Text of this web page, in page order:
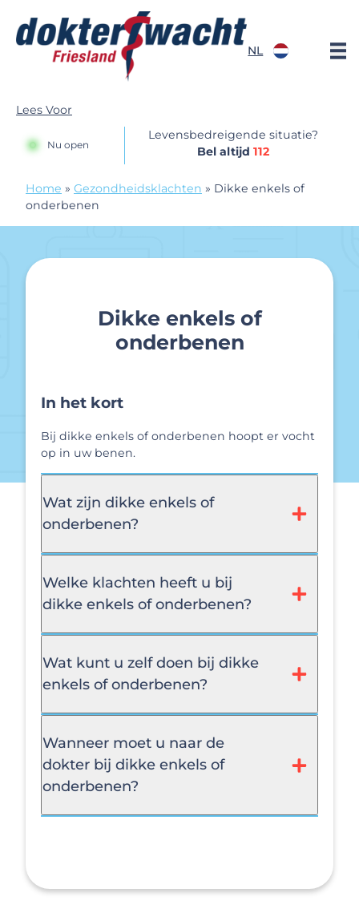
NL
Lees Voor
Nu open
Levensbedreigende situatie?
Bel altijd112
Home » Gezondheidsklachten » Dikke enkels of
onderbenen
Dikke enkels of
onderbenen
In het kort
Bij dikke enkels of onderbenen hoopt er vocht
op in uw benen.
Wat zijn dikke enkels of
onderbenen?
Welke klachten heeft u bij
dikke enkels of onderbenen?
Wat kunt u zelf doen bij dikke
enkels of onderbenen?
Wanneer moet u naar de
dokter bij dikke enkels of
onderbenen?